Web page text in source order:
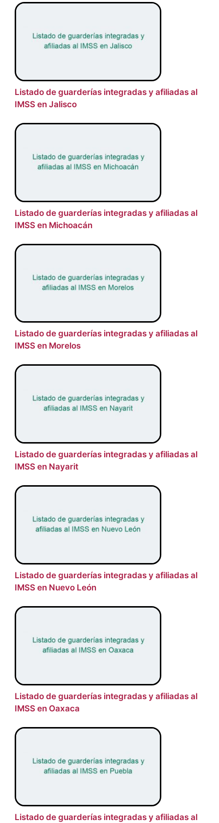
Listado de guarderías integradas y afiliadas al
IMSS en Jalisco
Listado de guarderías integradas y afiliadas al
IMSS en Michoacán
Listado de guarderías integradas y afiliadas al
IMSS en Morelos
Listado de guarderías integradas y afiliadas al
IMSS en Nayarit
Listado de guarderías integradas y afiliadas al
IMSS en Nuevo León
Listado de guarderías integradas y afiliadas al
IMSS en Oaxaca
Listado de guarderías integradas y afiliadas al